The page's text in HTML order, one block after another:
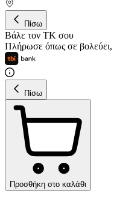
Πίσω
Βάλε τον ΤΚ σου
Πλήρωσε όπως σε βολεύει,
Πίσω
Προσθήκη στο καλάθι